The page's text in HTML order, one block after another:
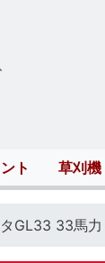
ト 草刈機
GL33 33馬